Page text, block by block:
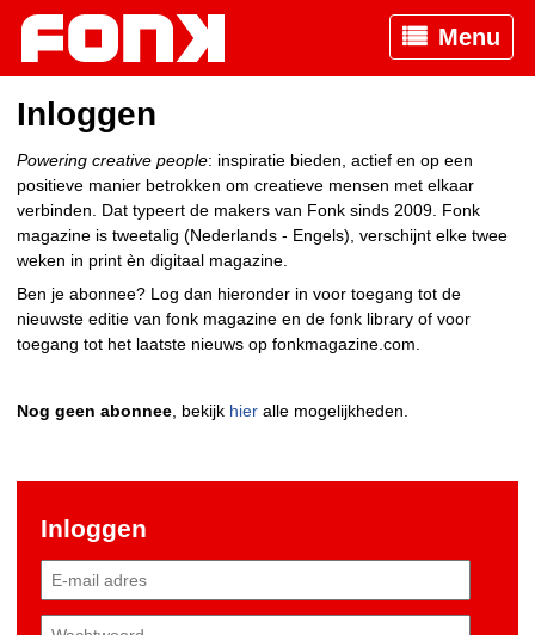
Menu
Inloggen
Powering creative people: inspiratie bieden, actief en op een
positieve manier betrokken om creatieve mensen met elkaar
verbinden. Dat typeert de makers van Fonk sinds 2009. Fonk
magazine is tweetalig (Nederlands - Engels), verschijnt elke twee
weken in print èn digitaal magazine.
Ben je abonnee? Log dan hieronder in voor toegang tot de
nieuwste editie van fonk magazine en de fonk library of voor
toegang tot het laatste nieuws op fonkmagazine.com.
Nog geen abonnee , bekijk hier alle mogelijkheden.
Inloggen